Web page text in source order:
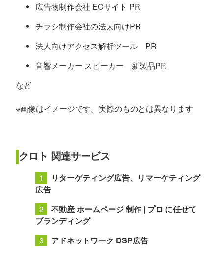
広告物制作会社 ECサイト PR
チラシ制作会社の法人向けPR
法人向けアクセス解析ツール PR
音響メーカー スピーカー 新製品PR
など
※画像はイメージです。実際のものとは異なります
クロト 関連サービス
リターゲティング広告、リマーケティング
広告
不動産 ホームページ 制作 | プロ に任せて
ブランディング
アドネットワーク DSP広告